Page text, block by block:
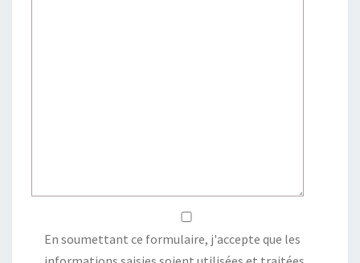
En soumettant ce formulaire, j'accepte que les